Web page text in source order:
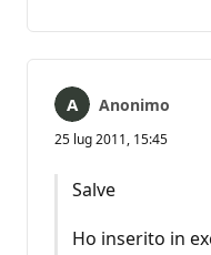
Anonimo
25 lug 2011, 15:45
Salve
Ho inserito in